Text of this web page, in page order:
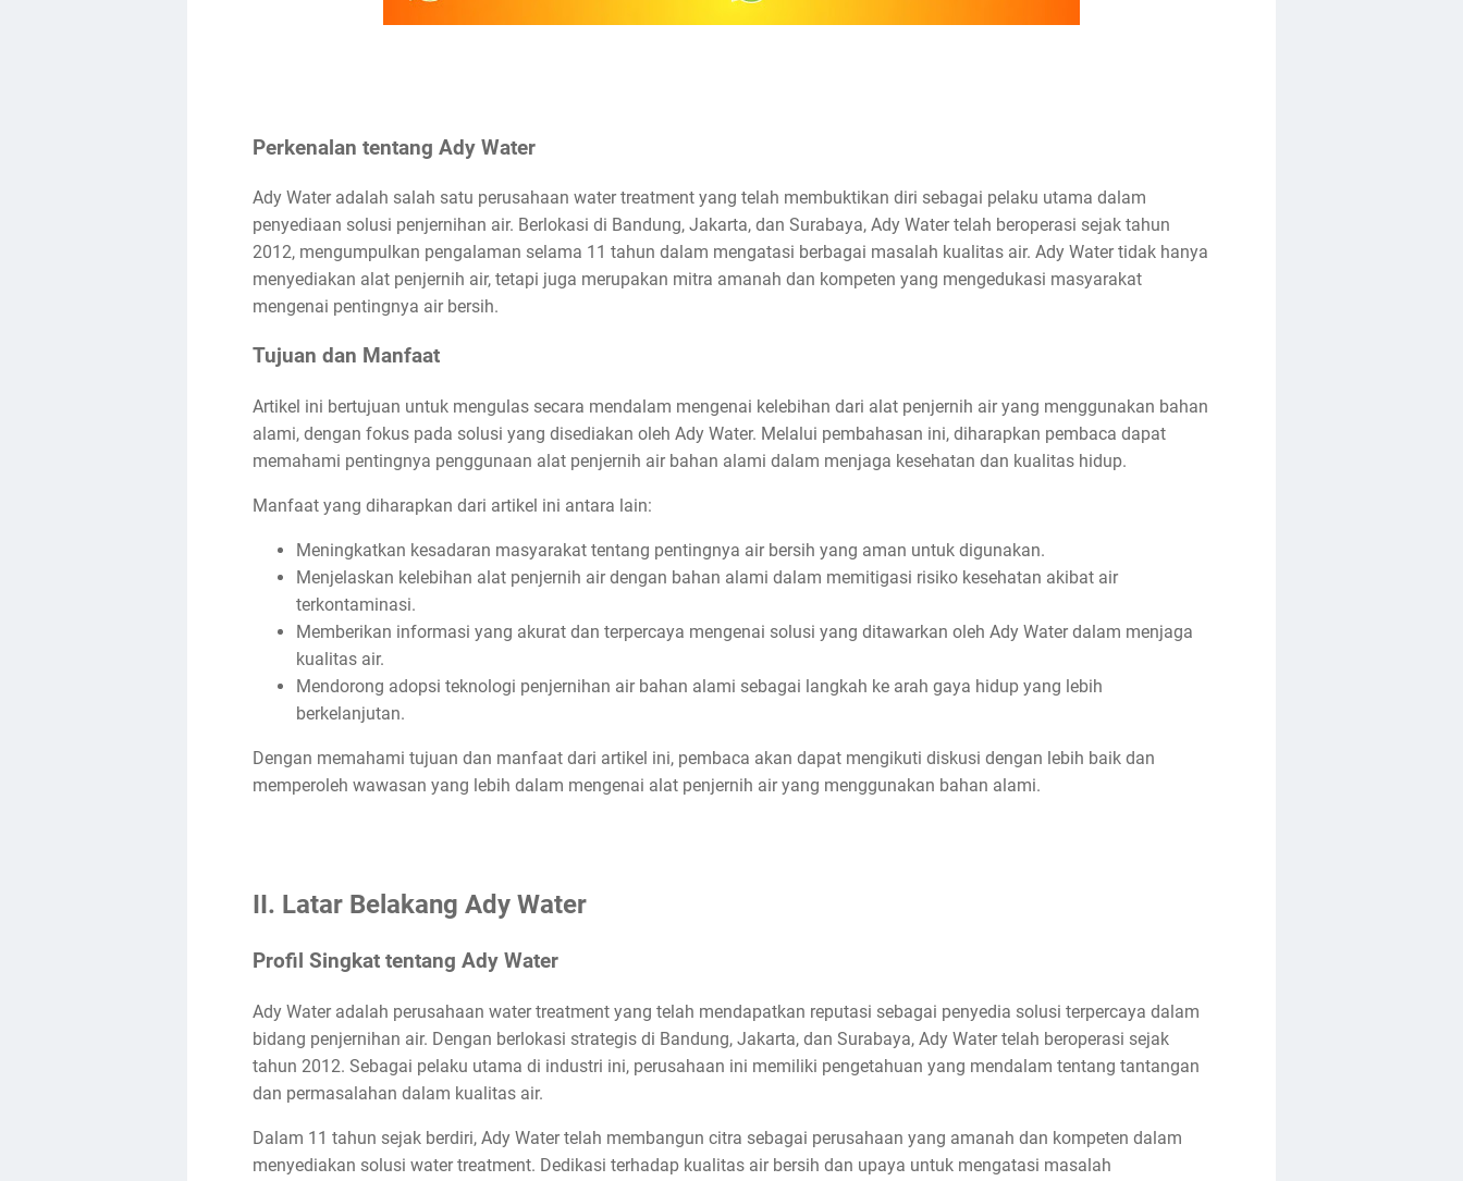
Perkenalan tentang Ady Water
Ady Water adalah salah satu perusahaan water treatment yang telah membuktikan diri sebagai pelaku utama dalam
penyediaan solusi penjernihan air. Berlokasi di Bandung, Jakarta, dan Surabaya, Ady Water telah beroperasi sejak tahun
2012, mengumpulkan pengalaman selama 11 tahun dalam mengatasi berbagai masalah kualitas air. Ady Water tidak hanya
menyediakan alat penjernih air, tetapi juga merupakan mitra amanah dan kompeten yang mengedukasi masyarakat
mengenai pentingnya air bersih.
Tujuan dan Manfaat
Artikel ini bertujuan untuk mengulas secara mendalam mengenai kelebihan dari alat penjernih air yang menggunakan bahan
alami, dengan fokus pada solusi yang disediakan oleh Ady Water. Melalui pembahasan ini, diharapkan pembaca dapat
memahami pentingnya penggunaan alat penjernih air bahan alami dalam menjaga kesehatan dan kualitas hidup.
Manfaat yang diharapkan dari artikel ini antara lain:
Meningkatkan kesadaran masyarakat tentang pentingnya air bersih yang aman untuk digunakan.
Menjelaskan kelebihan alat penjernih air dengan bahan alami dalam memitigasi risiko kesehatan akibat air
terkontaminasi.
Memberikan informasi yang akurat dan terpercaya mengenai solusi yang ditawarkan oleh Ady Water dalam menjaga
kualitas air.
Mendorong adopsi teknologi penjernihan air bahan alami sebagai langkah ke arah gaya hidup yang lebih
berkelanjutan.
Dengan memahami tujuan dan manfaat dari artikel ini, pembaca akan dapat mengikuti diskusi dengan lebih baik dan
memperoleh wawasan yang lebih dalam mengenai alat penjernih air yang menggunakan bahan alami.
II. Latar Belakang Ady Water
Profil Singkat tentang Ady Water
Ady Water adalah perusahaan water treatment yang telah mendapatkan reputasi sebagai penyedia solusi terpercaya dalam
bidang penjernihan air. Dengan berlokasi strategis di Bandung, Jakarta, dan Surabaya, Ady Water telah beroperasi sejak
tahun 2012. Sebagai pelaku utama di industri ini, perusahaan ini memiliki pengetahuan yang mendalam tentang tantangan
dan permasalahan dalam kualitas air.
Dalam 11 tahun sejak berdiri, Ady Water telah membangun citra sebagai perusahaan yang amanah dan kompeten dalam
menyediakan solusi water treatment. Dedikasi terhadap kualitas air bersih dan upaya untuk mengatasi masalah